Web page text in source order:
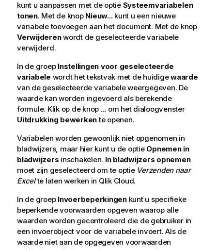
kunt u aanpassen met de optie Systeemvariabelen
tonen. Met de knop Nieuw...kunt u een nieuwe
variabele toevoegen aan het document. Met de knop
Verwijderenwordt de geselecteerde variabele
verwijderd.
In de groep Instellingen voor geselecteerde
variabele wordt het tekstvak met de huidigewaarde
van de geselecteerde variabele weergegeven. De
waarde kan worden ingevoerd als berekende
formule. Klik op de knop ... om het dialoogvenster
Uitdrukking bewerkente openen.
Variabelen worden gewoonlijk niet opgenomen in
bladwijzers, maar hier kunt u de optie Opnemen in
bladwijzers inschakelen. In bladwijzers opnemen
moet zijn geselecteerd om te optie Verzenden naar
Excelte laten werken in Qlik Cloud.
In de groep Invoerbeperkingenkunt u specifieke
beperkende voorwaarden opgeven waarop alle
waarden worden gecontroleerd die de gebruiker in
een invoerobject voor de variabele invoert. Als de
waarde niet aan de opgegeven voorwaarden